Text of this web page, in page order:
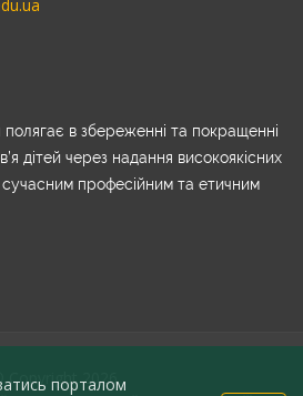
в збереженні та покращенні
дітей через надання високоякісних
сучасним професійним та етичним
Copyright 2026
порталом